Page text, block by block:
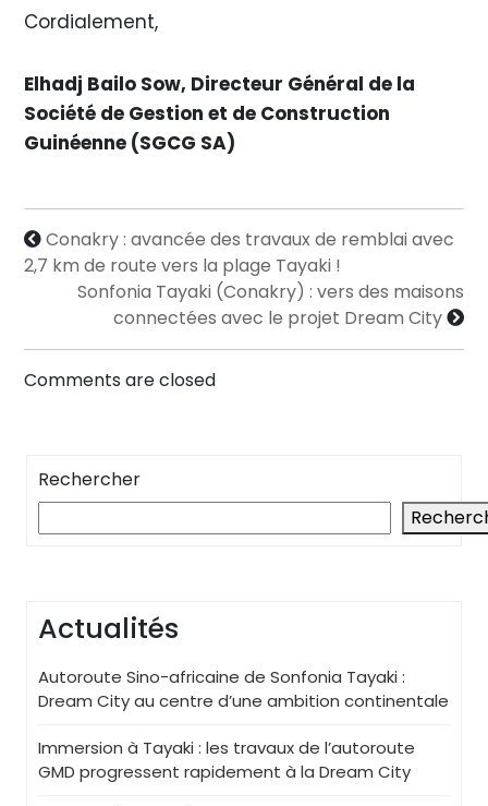
Cordialement,
Elhadj Bailo Sow, Directeur Général de la
Société de Gestion et de Construction
Guinéenne (SGCG SA)
Conakry : avancée des travaux de remblai avec
2,7 km de route vers la plage Tayaki !
Sonfonia Tayaki (Conakry) : vers des maisons
connectées avec le projet Dream City
Comments are closed
Rechercher
Actualités
Autoroute Sino-africaine de Sonfonia Tayaki :
Dream City au centre d’une ambition continentale
Immersion à Tayaki : les travaux de l’autoroute
GMD progressent rapidement à la Dream City